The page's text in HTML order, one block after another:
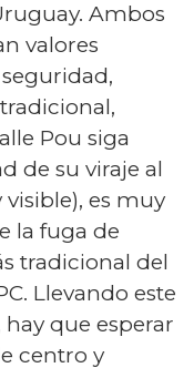
Ambos
valores
Pou siga
de su viraje al
es muy
la fuga de
tradicional del
Llevando este
que esperar
centro y